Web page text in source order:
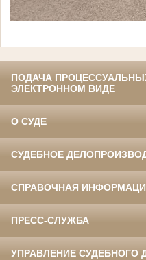
ПОДАЧА
ЭЛЕКТРОННОМ ВИДЕ
О СУДЕ
СУДЕБНОЕ
СПРАВОЧНАЯ
ПРЕСС-СЛУЖБА
УПРАВЛЕНИЕ СУДЕБНОГО